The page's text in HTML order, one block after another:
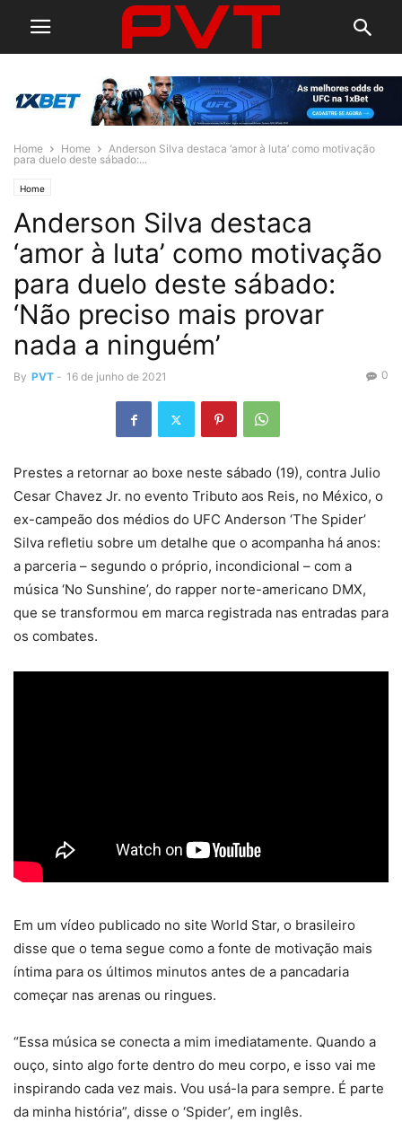
Home Home
Anderson Silva destaca ‘amor à luta’ como motivação
para duelo deste sábado:...
Home
Anderson Silva destaca
‘amor à luta’ como motivação
para duelo deste sábado:
‘Não preciso mais provar
nada a ninguém’
By PVT - 16 de junho de 2021 0
Prestes a retornar ao boxe neste sábado (19), contra Julio
Cesar Chavez Jr. no evento Tributo aos Reis, no México, o
ex-campeão dos médios do UFC Anderson ‘The Spider’
Silva refletiu sobre um detalhe que o acompanha há anos:
a parceria – segundo o próprio, incondicional – com a
música ‘No Sunshine’, do rapper norte-americano DMX,
que se transformou em marca registrada nas entradas para
os combates.
Em um vídeo publicado no site World Star, o brasileiro
disse que o tema segue como a fonte de motivação mais
íntima para os últimos minutos antes de a pancadaria
começar nas arenas ou ringues.
“Essa música se conecta a mim imediatamente. Quando a
ouço, sinto algo forte dentro do meu corpo, e isso vai me
inspirando cada vez mais. Vou usá-la para sempre. É parte
da minha história”, disse o ‘Spider’, em inglês.